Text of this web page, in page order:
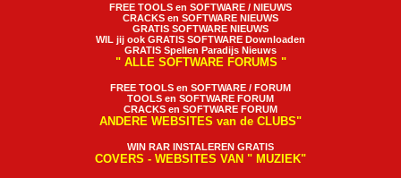
FREE TOOLS en SOFTWARE / NIEUWS
CRACKS en SOFTWARE NIEUWS
GRATIS SOFTWARE NIEUWS
WIL jij ook GRATIS SOFTWARE Downloaden
GRATIS Spellen Paradijs Nieuws
" ALLE SOFTWARE FORUMS "
FREE TOOLS en SOFTWARE / FORUM
TOOLS en SOFTWARE FORUM
CRACKS en SOFTWARE FORUM
ANDERE WEBSITES van de CLUBS"
WIN RAR INSTALEREN GRATIS
COVERS - WEBSITES VAN " MUZIEK"